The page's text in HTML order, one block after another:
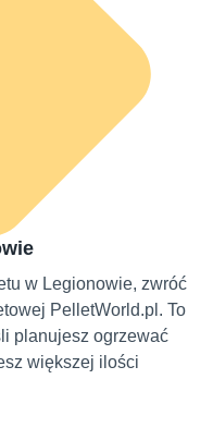
w Legionowie, zwróć
PelletWorld.pl. To
planujesz ogrzewać
większej ilości